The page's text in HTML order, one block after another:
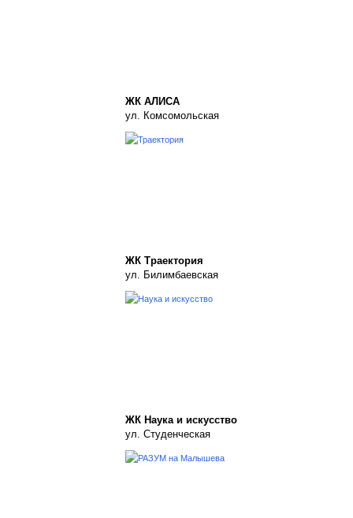
ЖК АЛИСА
ул. Комсомольская
ЖК Траектория
ул. Билимбаевская
ЖК Наука и искусство
ул. Студенческая